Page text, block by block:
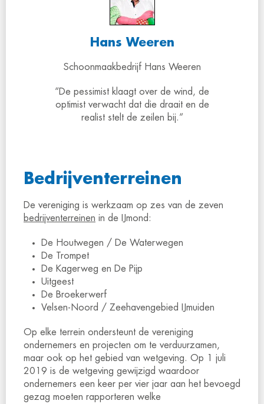
Hans Weeren
Schoonmaakbedrijf Hans Weeren
“De pessimist klaagt over de wind, de
optimist verwacht dat die draait en de
realist stelt de zeilen bij.”
Bedrijventerreinen
De vereniging is werkzaam op zes van de zeven
bedrijventerreinen in de IJmond:
De Houtwegen / De Waterwegen
De Trompet
De Kagerweg en De Pijp
Uitgeest
De Broekerwerf
Velsen-Noord / Zeehavengebied IJmuiden
Op elke terrein ondersteunt de vereniging
ondernemers en projecten om te verduurzamen,
maar ook op het gebied van wetgeving. Op 1 juli
2019 is de wetgeving gewijzigd waardoor
ondernemers een keer per vier jaar aan het bevoegd
gezag moeten rapporteren welke